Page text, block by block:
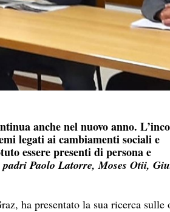
anche nel nuovo anno.
legati ai cambiamenti sociali e
essere presenti di persona e
Paolo Latorre, Moses Otii,
ha presentato la sua ricerca